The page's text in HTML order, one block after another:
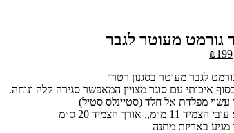
גורמט מעוטר לגבר
₪199
לגבר מעוטר בסגנון רטרו
איכותי עם סוגר מצויין המאפשר סגירה קלה ונוחה.
עשוי מפלדת אל חלד (סטיינלס סטיל)
11 מ״מ,, אורך הצמיד 20 ס״מ
מגיע באריזת מתנה